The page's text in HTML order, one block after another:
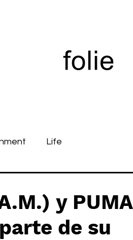
Life
y PUMA
de su